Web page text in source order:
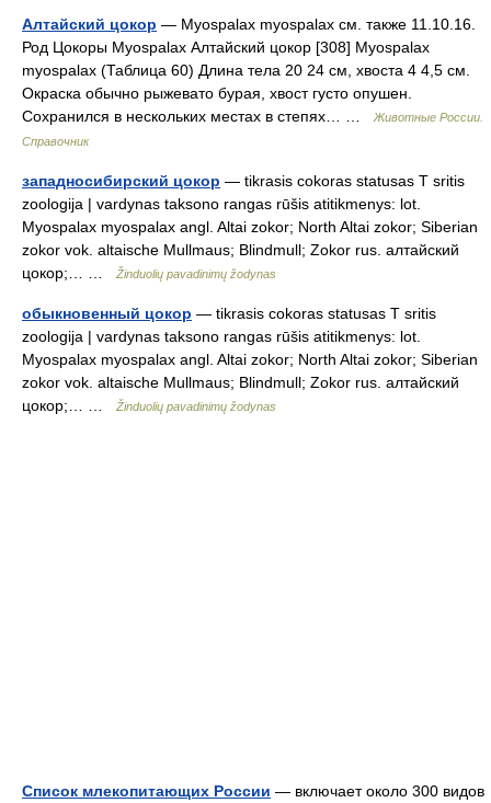
Алтайский цокор — Myospalax myospalax см. также 11.10.16.
Род Цокоры Myospalax Алтайский цокор [308] Myospalax
myospalax (Таблица 60) Длина тела 20 24 см, хвоста 4 4,5 см.
Окраска обычно рыжевато бурая, хвост густо опушен.
Сохранился в нескольких местах в степях… …
Животные России.
Справочник
западносибирский цокор — tikrasis cokoras statusas T sritis
zoologija | vardynas taksono rangas rūšis atitikmenys: lot.
Myospalax myospalax angl. Altai zokor; North Altai zokor; Siberian
zokor vok. altaische Mullmaus; Blindmull; Zokor rus. алтайский
цокор;… …
Žinduolių pavadinimų žodynas
обыкновенный цокор — tikrasis cokoras statusas T sritis
zoologija | vardynas taksono rangas rūšis atitikmenys: lot.
Myospalax myospalax angl. Altai zokor; North Altai zokor; Siberian
zokor vok. altaische Mullmaus; Blindmull; Zokor rus. алтайский
цокор;… …
Žinduolių pavadinimų žodynas
Список млекопитающих России — включает около 300 видов